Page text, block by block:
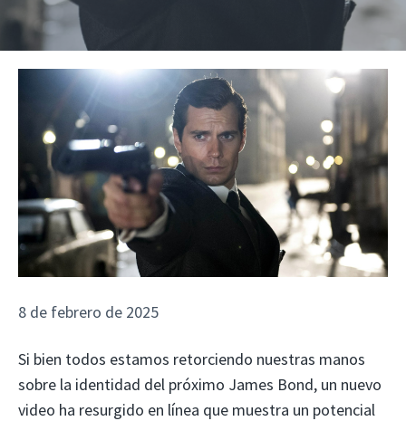
8 de febrero de 2025
Si bien todos estamos retorciendo nuestras manos
sobre la identidad del próximo James Bond, un nuevo
video ha resurgido en línea que muestra un potencial